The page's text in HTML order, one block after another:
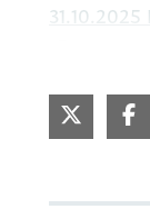
-
Котор